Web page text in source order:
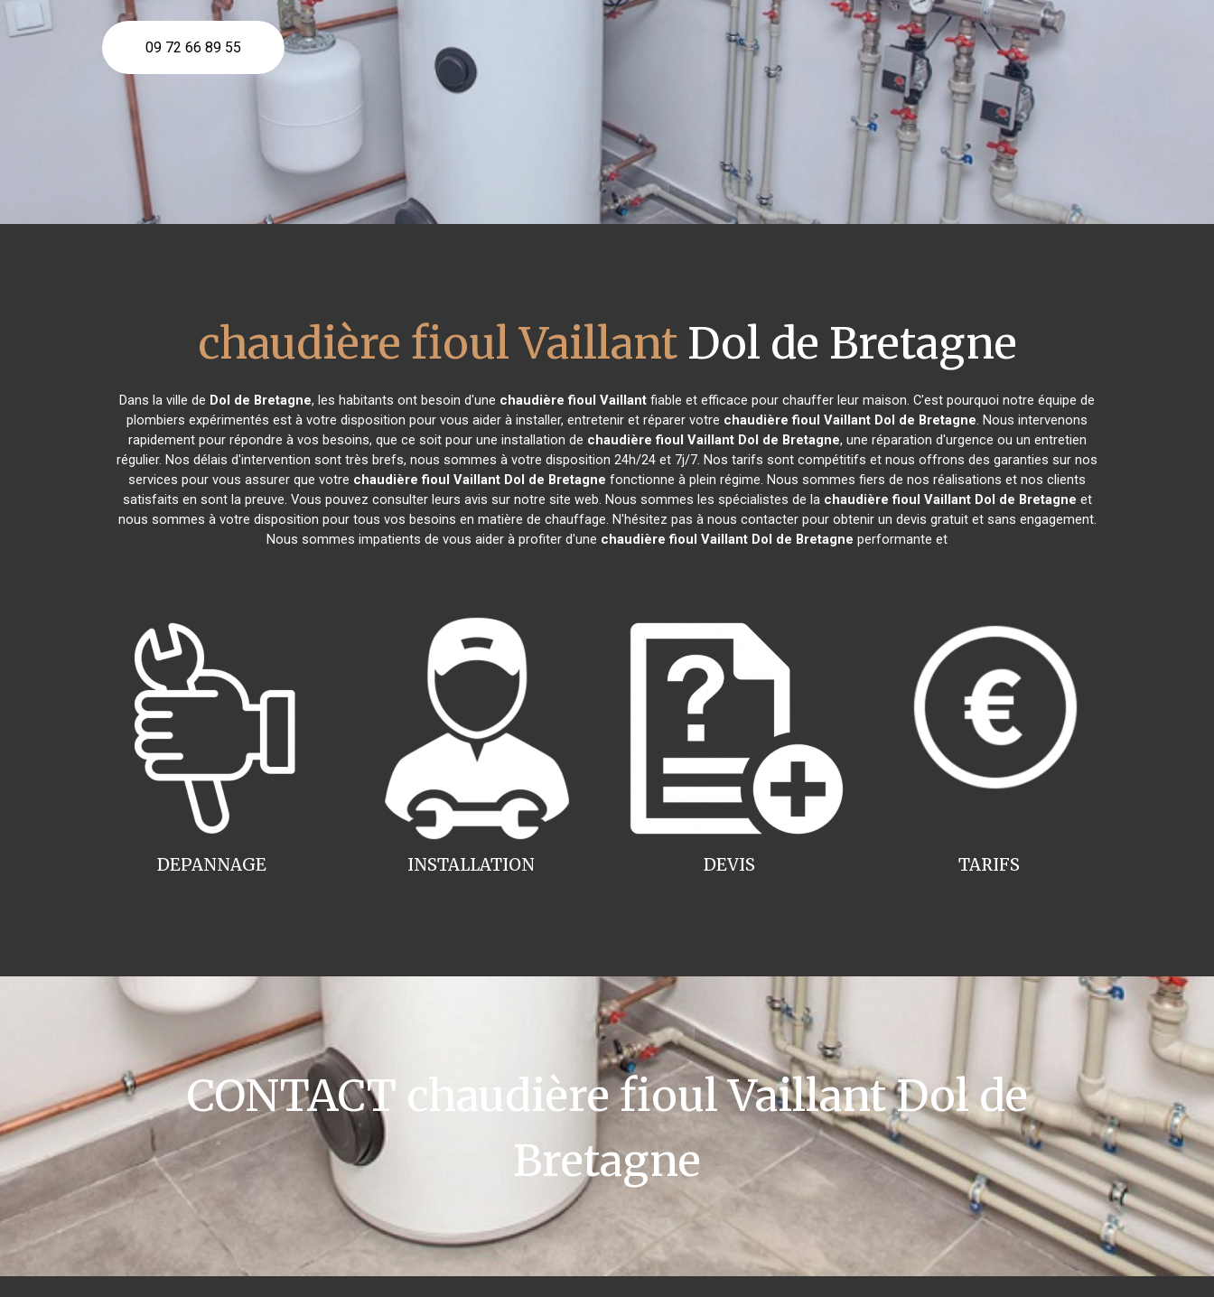
09 72 66 89 55
chaudière fioul VaillantDol de Bretagne
Dans la ville de Dol de Bretagne, les habitants ont besoin d'une chaudière fioul Vaillant fiable et efficace pour chauffer leur maison. C'est pourquoi notre équipe de
plombiers expérimentés est à votre disposition pour vous aider à installer, entretenir et réparer votre chaudière fioul Vaillant Dol de Bretagne. Nous intervenons
rapidement pour répondre à vos besoins, que ce soit pour une installation de chaudière fioul Vaillant Dol de Bretagne, une réparation d'urgence ou un entretien
régulier. Nos délais d'intervention sont très brefs, nous sommes à votre disposition 24h/24 et 7j/7. Nos tarifs sont compétitifs et nous offrons des garanties sur nos
services pour vous assurer que votre chaudière fioul Vaillant Dol de Bretagne fonctionne à plein régime. Nous sommes fiers de nos réalisations et nos clients
satisfaits en sont la preuve. Vous pouvez consulter leurs avis sur notre site web. Nous sommes les spécialistes de la chaudière fioul Vaillant Dol de Bretagne et
nous sommes à votre disposition pour tous vos besoins en matière de chauffage. N'hésitez pas à nous contacter pour obtenir un devis gratuit et sans engagement.
Nous sommes impatients de vous aider à profiter d'une chaudière fioul Vaillant Dol de Bretagne performante et
INSTALLATION
DEPANNAGE TARIFS
DEVIS
CONTACT chaudière fioul Vaillant Dol de
Bretagne